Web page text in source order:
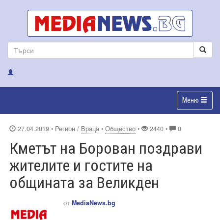
Меню
27.04.2019 • Регион / Враца • Общество • 2440 • 0
Кметът на Борован поздрави
жителите и гостите на
общината за Великден
от MediaNews.bg